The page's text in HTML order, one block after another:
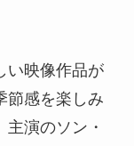
い映像作品が
節感を楽しみ
演のソン・